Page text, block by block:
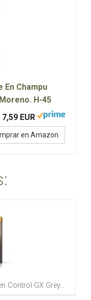
Champu
H-45
7,59 EUR
en Amazon
Control GX Grey…